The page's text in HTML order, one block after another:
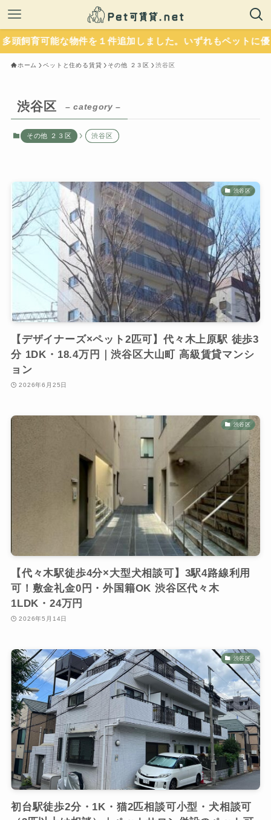
件を１件追加しました。いずれもペットに優しい設備が
ホーム ペットと住める賃貸 その他 ２３区 渋谷区
渋谷区 – category –
その他 ２３区 渋谷区
渋谷区
【デザイナーズ×ペット2匹可】代々木上原駅 徒歩3
分 1DK・18.4万円｜渋谷区大山町 高級賃貸マンシ
ョン
2026年6月25日
渋谷区
【代々木駅徒歩4分×大型犬相談可】3駅4路線利用
可！敷金礼金0円・外国籍OK 渋谷区代々木
1LDK・24万円
2026年5月14日
渋谷区
初台駅徒歩2分・1K・猫2匹相談可小型・犬相談可